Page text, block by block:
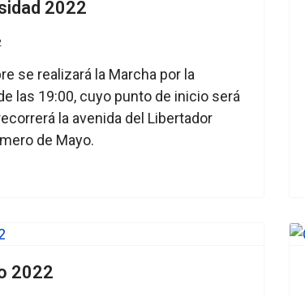
2022
se realizará la Marcha por la
las 19:00, cuyo punto de inicio será
la avenida del Libertador
de Mayo.
2022